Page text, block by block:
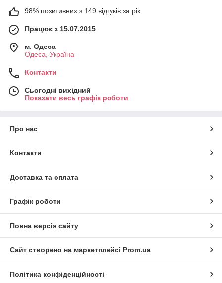
98% позитивних з 149 відгуків за рік
Працює з 15.07.2015
м. Одеса
Одеса, Україна
Контакти
Сьогодні вихідний
Показати весь графік роботи
Про нас
Контакти
Доставка та оплата
Графік роботи
Повна версія сайту
Сайт створено на маркетплейсі Prom.ua
Політика конфіденційності